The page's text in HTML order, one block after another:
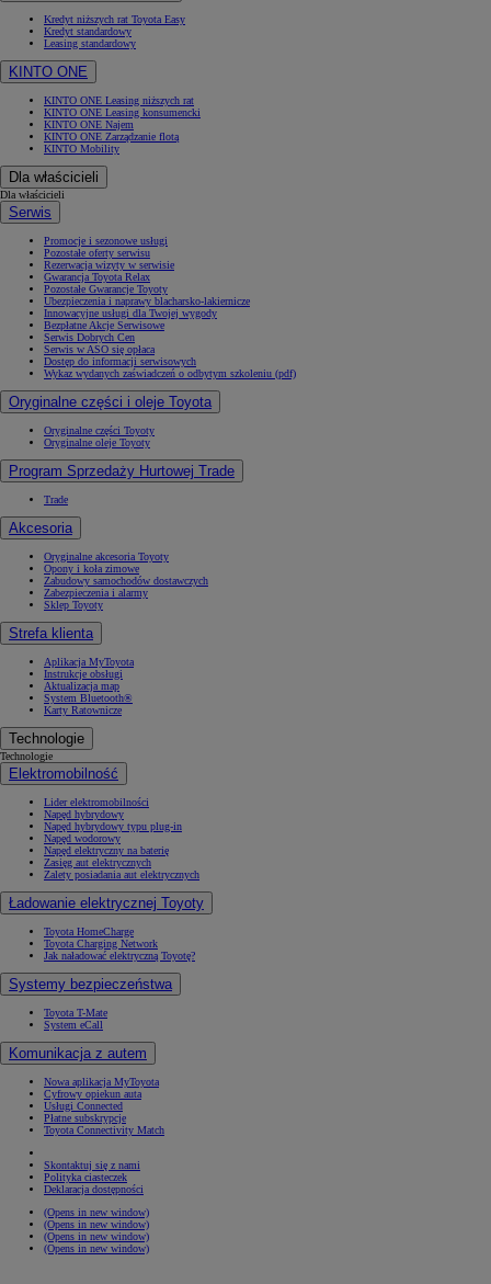
Kredyt niższych rat Toyota Easy
Kredyt standardowy
Leasing standardowy
KINTO ONE
KINTO ONE Leasing niższych rat
KINTO ONE Leasing konsumencki
KINTO ONE Najem
KINTO ONE Zarządzanie flotą
KINTO Mobility
Dla właścicieli
Dla właścicieli
Serwis
Promocje i sezonowe usługi
Pozostałe oferty serwisu
Rezerwacja wizyty w serwisie
Gwarancja Toyota Relax
Pozostałe Gwarancje Toyoty
Ubezpieczenia i naprawy blacharsko-lakiernicze
Innowacyjne usługi dla Twojej wygody
Bezpłatne Akcje Serwisowe
Serwis Dobrych Cen
Serwis w ASO się opłaca
Dostęp do informacji serwisowych
Wykaz wydanych zaświadczeń o odbytym szkoleniu (pdf)
Oryginalne części i oleje Toyota
Oryginalne części Toyoty
Oryginalne oleje Toyoty
Program Sprzedaży Hurtowej Trade
Trade
Akcesoria
Oryginalne akcesoria Toyoty
Opony i koła zimowe
Zabudowy samochodów dostawczych
Zabezpieczenia i alarmy
Sklep Toyoty
Strefa klienta
Aplikacja MyToyota
Instrukcje obsługi
Aktualizacja map
System Bluetooth®
Karty Ratownicze
Technologie
Technologie
Elektromobilność
Lider elektromobilności
Napęd hybrydowy
Napęd hybrydowy typu plug-in
Napęd wodorowy
Napęd elektryczny na baterię
Zasięg aut elektrycznych
Zalety posiadania aut elektrycznych
Ładowanie elektrycznej Toyoty
Toyota HomeCharge
Toyota Charging Network
Jak naładować elektryczną Toyotę?
Systemy bezpieczeństwa
Toyota T-Mate
System eCall
Komunikacja z autem
Nowa aplikacja MyToyota
Cyfrowy opiekun auta
Usługi Connected
Płatne subskrypcje
Toyota Connectivity Match
Skontaktuj się z nami
Polityka ciasteczek
Deklaracja dostępności
(Opens in new window)
(Opens in new window)
(Opens in new window)
(Opens in new window)